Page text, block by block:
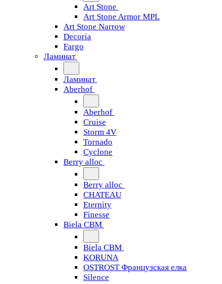
Art Stone
Art Stone Armor MPL
Art Stone Narrow
Decoria
Fargo
Ламинат
Ламинат
Aberhof
Aberhof
Cruise
Storm 4V
Tornado
Сyclone
Berry alloc
Berry alloc
CHATEAU
Eternity
Finesse
Biela CBM
Biela CBM
KORUNA
OSTROST Французская елка
Silence